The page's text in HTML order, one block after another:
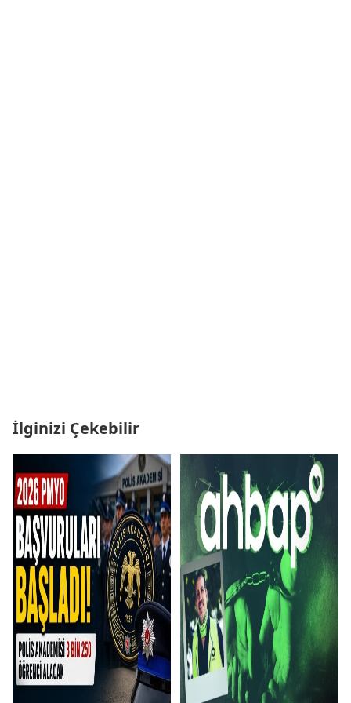
İlginizi Çekebilir